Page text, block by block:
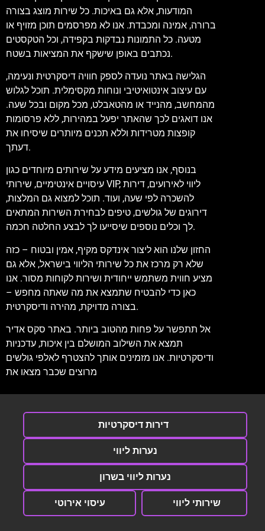
המודעות, אלא גם באיכות. כל שירות מוצג בצורה
ברורה, אמינה ומכבדת. אנו לא מפרסמים תוכן מזויף או
מטעה. כל התמונות נבדקות בקפידה, וכל הטקסטים
נכתבים באופן שישקף את המציאות בשטח.
הגלישה באתר נועדה לספק חוויה דיסקרטית ונעימה,
עם עיצוב אינטואיטיבי ונוחות מקסימלית. תוכל לגלוש
מהמחשב, מהנייד או מהטאבלט, מכל מקום ובכל שעה.
אנו דואגים לכך שהאתר יפעל במהירות, ללא פרסומות
קופצות מטרידות וללא תכנים מיותרים שיסיחו את
דעתך.
בנוסף, אנו מציעים מידע על שירותים מיוחדים כגון
עיסויים אינטימיים, שירותי VIP, ליווי לאירועים, דירות
להשכרה לפי שעה, ועוד. תוכל למצוא גם המלצות,
דירוגים של גולשים, טיפים לבחירת השירות המתאים
לך וכלים נוספים שיסייעו לך לבצע החלטה חכמה.
החזון שלנו הוא ליצור אינדקס מקיף, אמין ובטוח – כזה
שלא רק מרכז את כל שירותי הליווי בישראל, אלא גם
מציע חווית משתמש ייחודית ושירות לקוחות מסור. אנו
כאן כדי להבטיח שתמצא את מה שאתה מחפש –
בצורה מדויקת, מהירה ודיסקרטית.
אל תתפשר על פחות מהטוב ביותר. באתר סקס אדיר
תמצא את השילוב המושלם בין איכות, עדכניות
ודיסקרטיות. אנו מזמינים אותך להצטרף לאלפי גולשים
מרוצים שכבר מצאו את
דירות דיסקרטיות
נערות ליווי
נערות ליווי בשרון
עיסוי אירוטי שירותי ליווי